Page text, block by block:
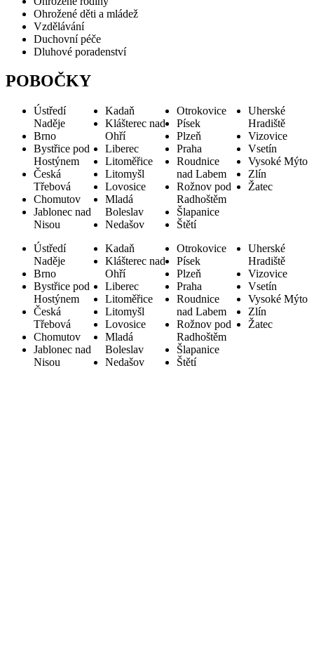
Ohrožené děti a mládež
Vzdělávání
Duchovní péče
Dluhové poradenství
POBOČKY
Ústředí
Naděje
Brno
Bystřice pod
Hostýnem
Česká
Třebová
Chomutov
Jablonec nad
Nisou
Kadaň
Klášterec nad
Ohří
Liberec
Litoměřice
Litomyšl
Lovosice
Mladá
Boleslav
Nedašov
Otrokovice
Písek
Plzeň
Praha
Roudnice
nad Labem
Rožnov pod
Radhoštěm
Šlapanice
Štětí
Uherské
Hradiště
Vizovice
Vsetín
Vysoké Mýto
Zlín
Žatec
Ústředí
Naděje
Brno
Bystřice pod
Hostýnem
Česká
Třebová
Chomutov
Jablonec nad
Nisou
Kadaň
Klášterec nad
Ohří
Liberec
Litoměřice
Litomyšl
Lovosice
Mladá
Boleslav
Nedašov
Otrokovice
Písek
Plzeň
Praha
Roudnice
nad Labem
Rožnov pod
Radhoštěm
Šlapanice
Štětí
Uherské
Hradiště
Vizovice
Vsetín
Vysoké Mýto
Zlín
Žatec